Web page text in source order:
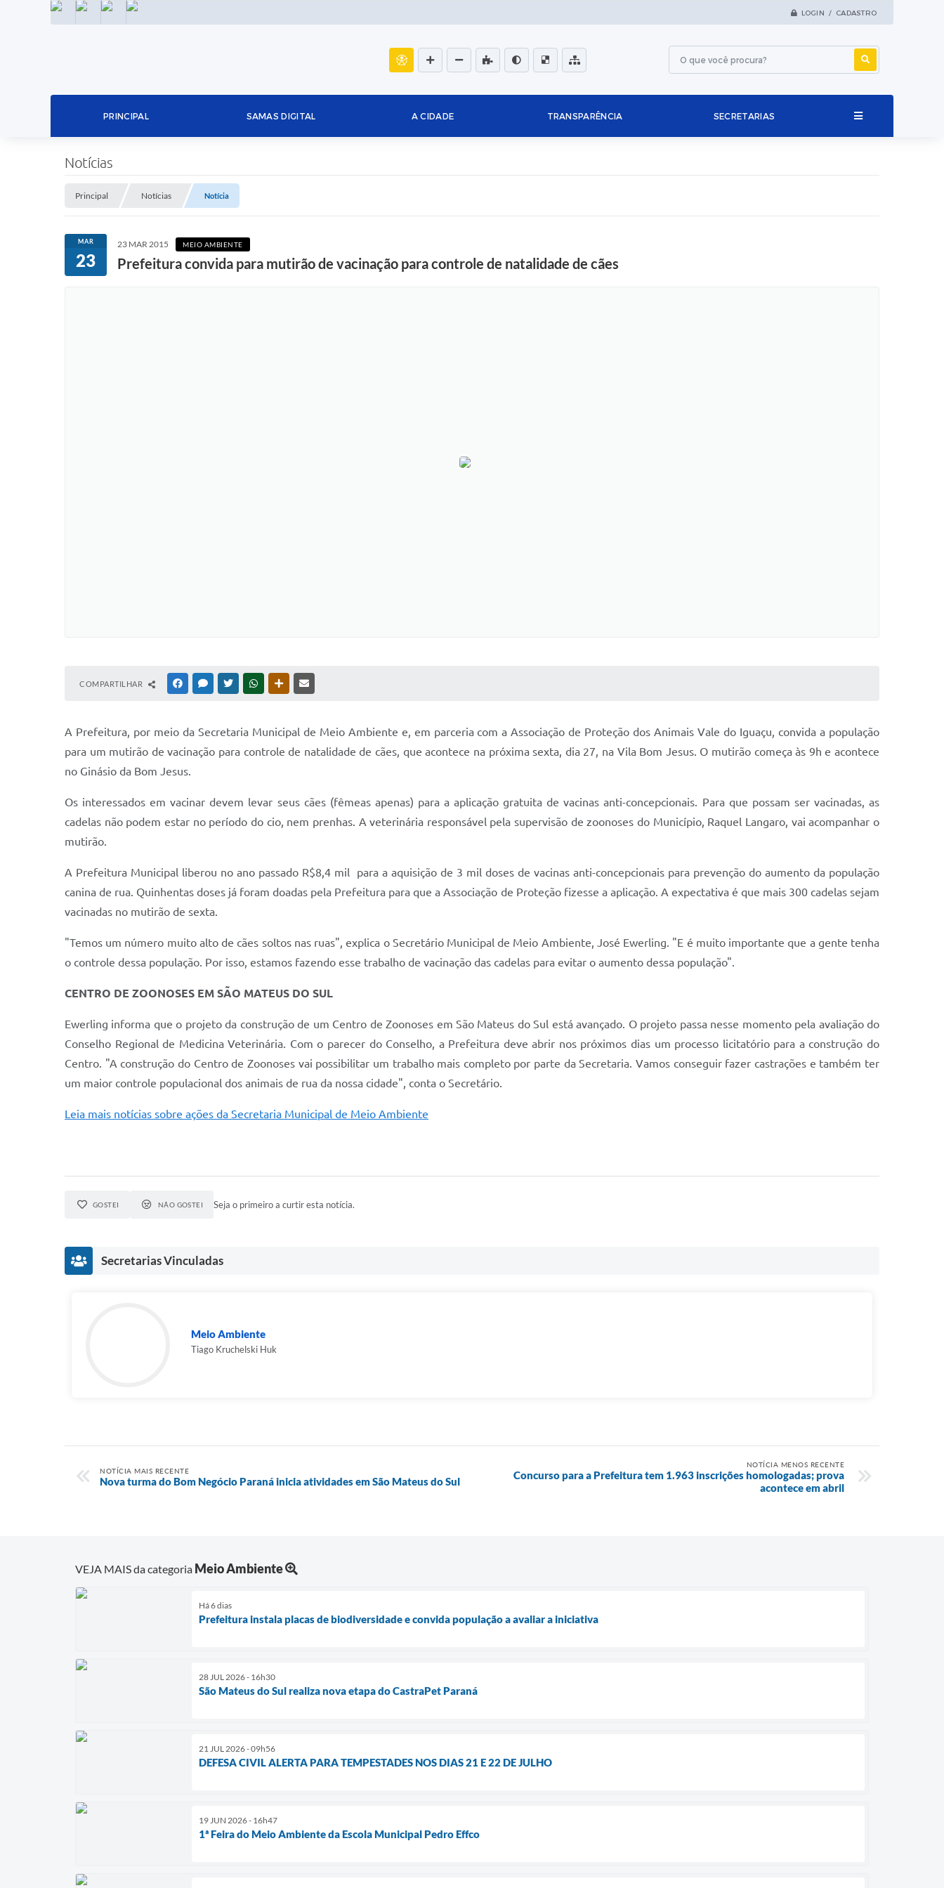
LOGIN / CADASTRO
INSTAGRAMFACEBOOKLINKEDIN
PRINCIPAL SAMAS DIGITAL A CIDADE TRANSPARÊNCIA SECRETARIAS
Notícias
Principal Notícias Notícia
MAR
23
23 MAR 2015 MEIO AMBIENTE
Prefeitura convida para mutirão de vacinação para controle de natalidade de cães
COMPARTILHAR FACEBOOKMESSENGER
TWITTERWHATSAPPOUTRAS MÍDIAS
A Prefeitura, por meio da Secretaria Municipal de Meio Ambiente e, em parceria com a Associação de Proteção dos Animais Vale do Iguaçu, convida a população
para um mutirão de vacinação para controle de natalidade de cães, que acontece na próxima sexta, dia 27, na Vila Bom Jesus. O mutirão começa às 9h e acontece
no Ginásio da Bom Jesus.
Os interessados em vacinar devem levar seus cães (fêmeas apenas) para a aplicação gratuita de vacinas anti-concepcionais. Para que possam ser vacinadas, as
cadelas não podem estar no período do cio, nem prenhas. A veterinária responsável pela supervisão de zoonoses do Município, Raquel Langaro, vai acompanhar o
mutirão.
A Prefeitura Municipal liberou no ano passado R$8,4 mil para a aquisição de 3 mil doses de vacinas anti-concepcionais para prevenção do aumento da população
canina de rua. Quinhentas doses já foram doadas pela Prefeitura para que a Associação de Proteção fizesse a aplicação. A expectativa é que mais 300 cadelas sejam
vacinadas no mutirão de sexta.
"Temos um número muito alto de cães soltos nas ruas", explica o Secretário Municipal de Meio Ambiente, José Ewerling. "E é muito importante que a gente tenha
o controle dessa população. Por isso, estamos fazendo esse trabalho de vacinação das cadelas para evitar o aumento dessa população".
CENTRO DE ZOONOSES EM SÃO MATEUS DO SUL
Ewerling informa que o projeto da construção de um Centro de Zoonoses em São Mateus do Sul está avançado. O projeto passa nesse momento pela avaliação do
Conselho Regional de Medicina Veterinária. Com o parecer do Conselho, a Prefeitura deve abrir nos próximos dias um processo licitatório para a construção do
Centro. "A construção do Centro de Zoonoses vai possibilitar um trabalho mais completo por parte da Secretaria. Vamos conseguir fazer castrações e também ter
um maior controle populacional dos animais de rua da nossa cidade", conta o Secretário.
Leia mais notícias sobre ações da Secretaria Municipal de Meio Ambiente
GOSTEI NÃO GOSTEI Seja o primeiro a curtir esta notícia.
Secretarias Vinculadas
Meio Ambiente
Tiago Kruchelski Huk
NOTÍCIA MAIS RECENTE
Nova turma do Bom Negócio Paraná inicia atividades em São Mateus do Sul
NOTÍCIA MENOS RECENTE
Concurso para a Prefeitura tem 1.963 inscrições homologadas; prova
acontece em abril
VEJA MAIS da categoria Meio Ambiente
Há 6 dias
Prefeitura instala placas de biodiversidade e convida população a avaliar a iniciativa
28 JUL 2026 - 16h30
São Mateus do Sul realiza nova etapa do CastraPet Paraná
21 JUL 2026 - 09h56
DEFESA CIVIL ALERTA PARA TEMPESTADES NOS DIAS 21 E 22 DE JULHO
19 JUN 2026 - 16h47
1ª Feira do Meio Ambiente da Escola Municipal Pedro Effco